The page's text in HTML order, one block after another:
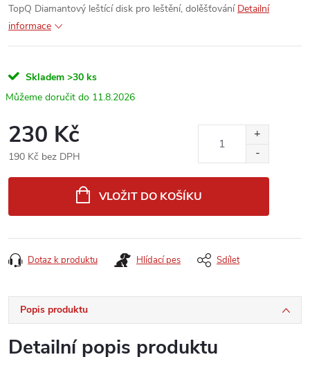
TopQ Diamantový leštící disk pro leštění, dolěšťování Detailní
informace
Skladem >30 ks
11.8.2026
230 Kč
190 Kč bez DPH
VLOŽIT DO KOŠÍKU
Dotaz k produktu Hlídací pes Sdílet
Popis produktu
Detailní popis produktu